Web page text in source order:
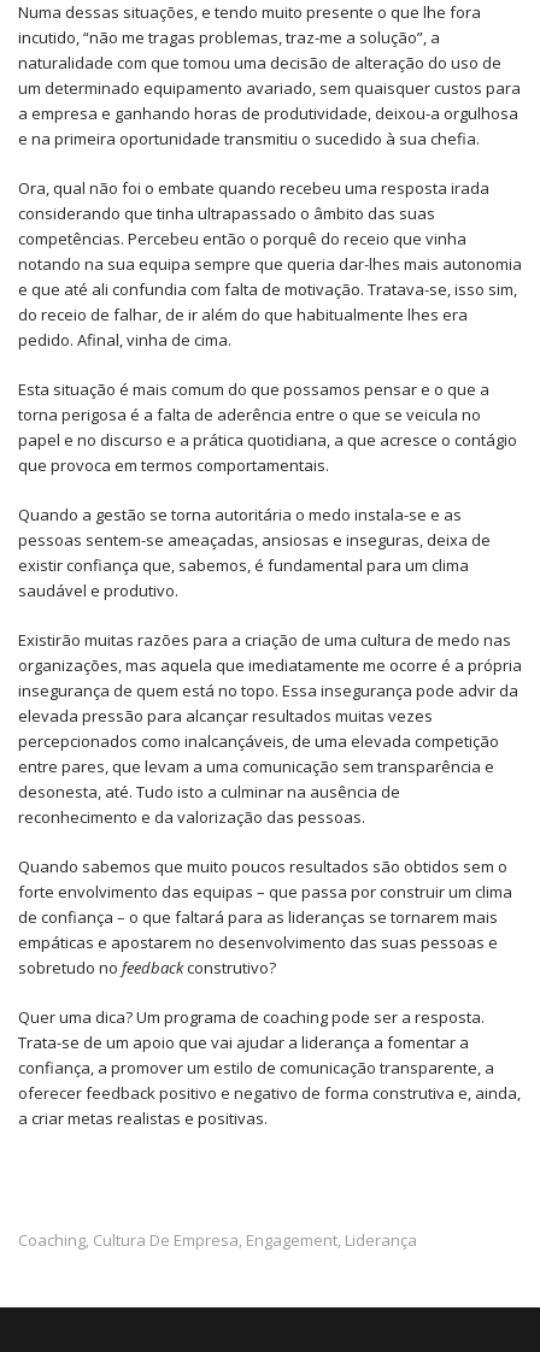
Numa dessas situações, e tendo muito presente o que lhe fora
incutido, “não me tragas problemas, traz-me a solução”, a
naturalidade com que tomou uma decisão de alteração do uso de
um determinado equipamento avariado, sem quaisquer custos para
a empresa e ganhando horas de produtividade, deixou-a orgulhosa
e na primeira oportunidade transmitiu o sucedido à sua chefia.
Ora, qual não foi o embate quando recebeu uma resposta irada
considerando que tinha ultrapassado o âmbito das suas
competências. Percebeu então o porquê do receio que vinha
notando na sua equipa sempre que queria dar-lhes mais autonomia
e que até ali confundia com falta de motivação. Tratava-se, isso sim,
do receio de falhar, de ir além do que habitualmente lhes era
pedido. Afinal, vinha de cima.
Esta situação é mais comum do que possamos pensar e o que a
torna perigosa é a falta de aderência entre o que se veicula no
papel e no discurso e a prática quotidiana, a que acresce o contágio
que provoca em termos comportamentais.
Quando a gestão se torna autoritária o medo instala-se e as
pessoas sentem-se ameaçadas, ansiosas e inseguras, deixa de
existir confiança que, sabemos, é fundamental para um clima
saudável e produtivo.
Existirão muitas razões para a criação de uma cultura de medo nas
organizações, mas aquela que imediatamente me ocorre é a própria
insegurança de quem está no topo. Essa insegurança pode advir da
elevada pressão para alcançar resultados muitas vezes
percepcionados como inalcançáveis, de uma elevada competição
entre pares, que levam a uma comunicação sem transparência e
desonesta, até. Tudo isto a culminar na ausência de
reconhecimento e da valorização das pessoas.
Quando sabemos que muito poucos resultados são obtidos sem o
forte envolvimento das equipas – que passa por construir um clima
de confiança – o que faltará para as lideranças se tornarem mais
empáticas e apostarem no desenvolvimento das suas pessoas e
sobretudo no feedbackconstrutivo?
Quer uma dica? Um programa de coaching pode ser a resposta.
Trata-se de um apoio que vai ajudar a liderança a fomentar a
confiança, a promover um estilo de comunicação transparente, a
oferecer feedback positivo e negativo de forma construtiva e, ainda,
a criar metas realistas e positivas.
Coaching, Cultura De Empresa, Engagement, Liderança